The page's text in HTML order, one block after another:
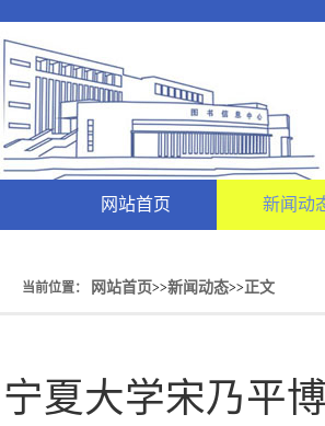
网站首页 新闻动
当前位置： 网站首页>>新闻动态>>正文
宁夏大学宋乃平